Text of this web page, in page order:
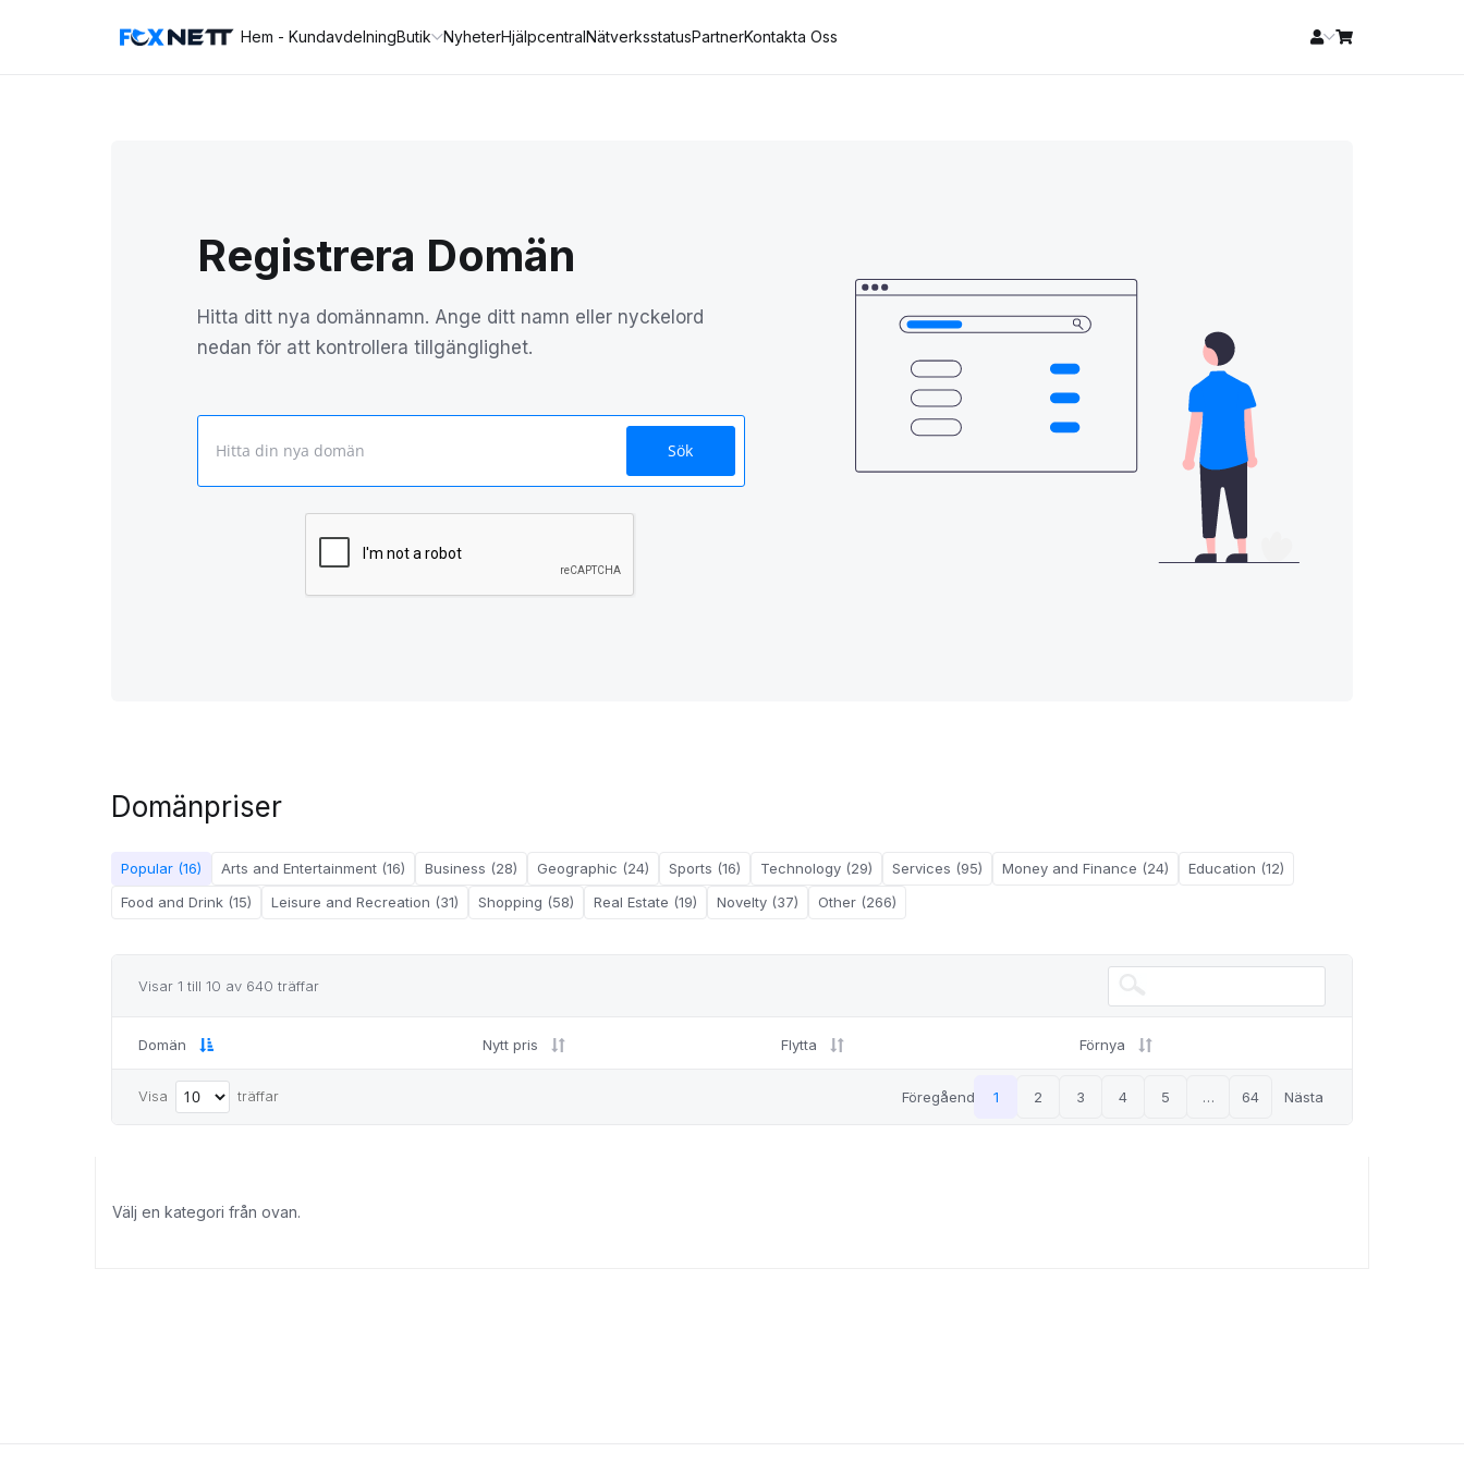
Hem - KundavdelningButik NyheterHjälpcentralNätverksstatusPartnerKontakta Oss
Registrera Domän
Hitta ditt nya domännamn. Ange ditt namn eller nyckelord
nedan för att kontrollera tillgänglighet.
Sök
Domänpriser
Popular (16) Arts and Entertainment (16) Business (28) Geographic (24) Sports (16) Technology (29) Services (95) Money and Finance (24)
Education (12)
Food and Drink (15)
Leisure and Recreation (31) Shopping (58) Real Estate (19) Novelty (37) Other (266)
Visar 1 till 10 av 640 träffar
Domän Nytt pris Flytta Förnya
Föregående 1 2 3 4 5 … 64 Nästa
Visa träffar
Välj en kategori från ovan.